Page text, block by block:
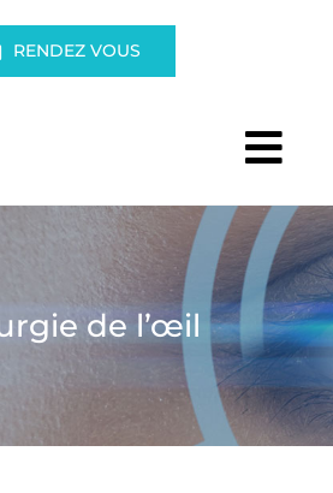
RENDEZ VOUS
de l’œil